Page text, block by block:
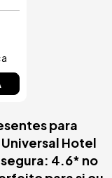
para
Hotel
4.6* no